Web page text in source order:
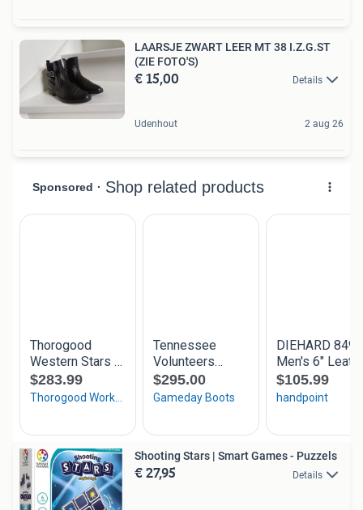
LAARSJE ZWART LEER MT 38 I.Z.G.ST
(ZIE FOTO'S)
€ 15,00 Details
Udenhout 2 aug 26
Shooting Stars | Smart Games - Puzzels
€ 27,95 Details